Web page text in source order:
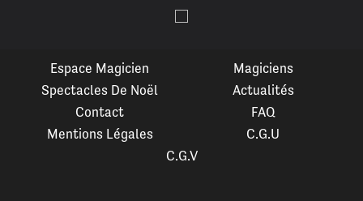
Espace Magicien
Magiciens
Spectacles De Noël
Actualités
Contact
FAQ
Mentions Légales
C.G.U
C.G.V